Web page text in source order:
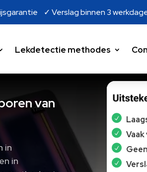
✓ Verslag binnen 3
Lekdetectie methodes
van
in
in